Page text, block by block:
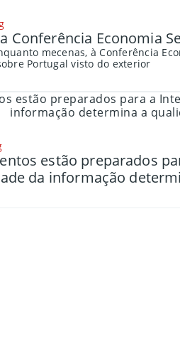
Conferência Economia
mecenas, à Conferência
Portugal visto do exterior
estão preparados
da informação